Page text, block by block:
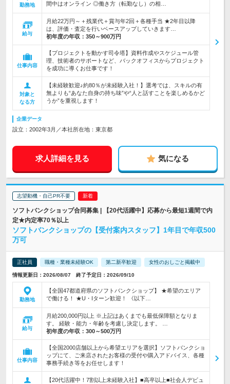
勤務地
間中はオンライン ◎働き方（転勤なし）の相…
給与
月給22万円～＋残業代＋賞与年2回＋各種手当 ★2年目以降
は、評価・査定を行いベースアップしていきます…
初年度の年収： 350～900万円
仕事内容
【プロジェクトを動かす司令塔】資料作成やスケジュール管
理、技術者のサポートなど、バックオフィスからプロジェクト
を成功に導くお仕事です！
対象と
なる方
【未経験歓迎♪約80％が未経験入社！】選考では、スキルの有
無よりも“あなた自身の持ち味”や“人と話すことを楽しめるかど
うか”を重視します！
企業データ
設立：2002年3月／本社所在地：東京都
求人詳細を見る 気になる
志望動機・自己PR不要
ソフトバンクショップ合同募集 | 【20代活躍中】応募から最短1週間で内
定★内定率70％以上
ソフトバンクショップの【受付案内スタッフ】1年目で年収500
万可
正社員 職種・業種未経験OK 第二新卒歓迎 女性のおしごと掲載中
情報更新日：2026/08/07 終了予定日：2026/09/10
勤務地
【全国47都道府県のソフトバンクショップ】 ★希望のエリア
で働ける！ ★U・Iターン歓迎！ 《以下…
給与
月給200,000円以上 ※上記はあくまでも最低保障額となりま
す。 経験・能力・年齢を考慮し決定します。 …
初年度の年収： 300～500万円
仕事内容
【全国2000店舗以上から希望エリアを選択】ソフトバンクショ
ップにて、ご来店されたお客様の受付や購入アドバイス、各種
事務手続き等をお任せします！
【20代活躍中！7割以上未経験入社】■高卒以上■社会人デビュ